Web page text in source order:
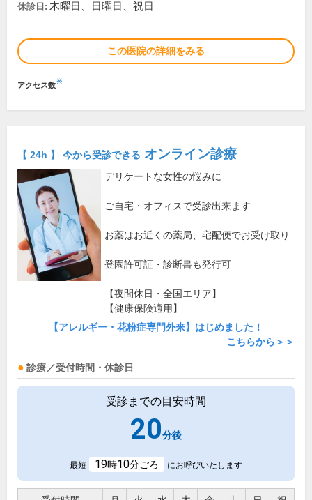
休診日: 木曜日、日曜日、祝日
この医院の詳細をみる
アクセス数※
【 24h 】 今から受診できる オンライン診療
デリケートな女性の悩みに
ご自宅・オフィスで受診出来ます
お薬はお近くの薬局、宅配便でお受け取り
登園許可証・診断書も発行可
【夜間休日・全国エリア】
【健康保険適用】
【アレルギー・花粉症専門外来】はじめました！
こちらから＞＞
診療／受付時間・休診日
受診までの目安時間
20分後
最短 19時10分ごろ にお呼びいたします